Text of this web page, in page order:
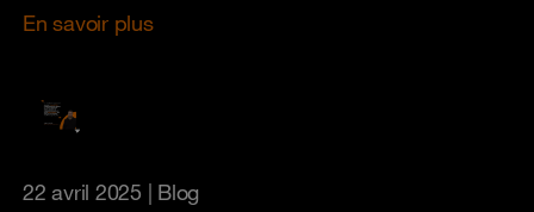
En savoir plus
22 avril 2025 | Blog